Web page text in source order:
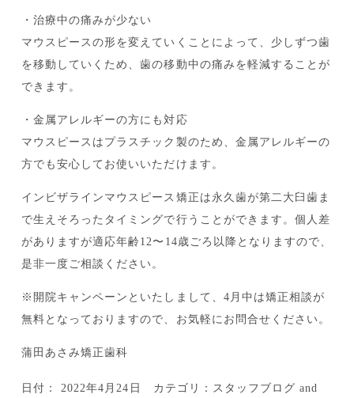
・治療中の痛みが少ない
マウスピースの形を変えていくことによって、少しずつ歯
を移動していくため、歯の移動中の痛みを軽減することが
できます。
・金属アレルギーの方にも対応
マウスピースはプラスチック製のため、金属アレルギーの
方でも安心してお使いいただけます。
インビザラインマウスピース矯正は永久歯が第二大臼歯ま
で生えそろったタイミングで行うことができます。個人差
がありますが適応年齢12〜14歳ごろ以降となりますので、
是非一度ご相談ください。
※開院キャンペーンといたしまして、4月中は矯正相談が
無料となっておりますので、お気軽にお問合せください。
蒲田あさみ矯正歯科
日付：2022年4月24日 カテゴリ： スタッフブログ and